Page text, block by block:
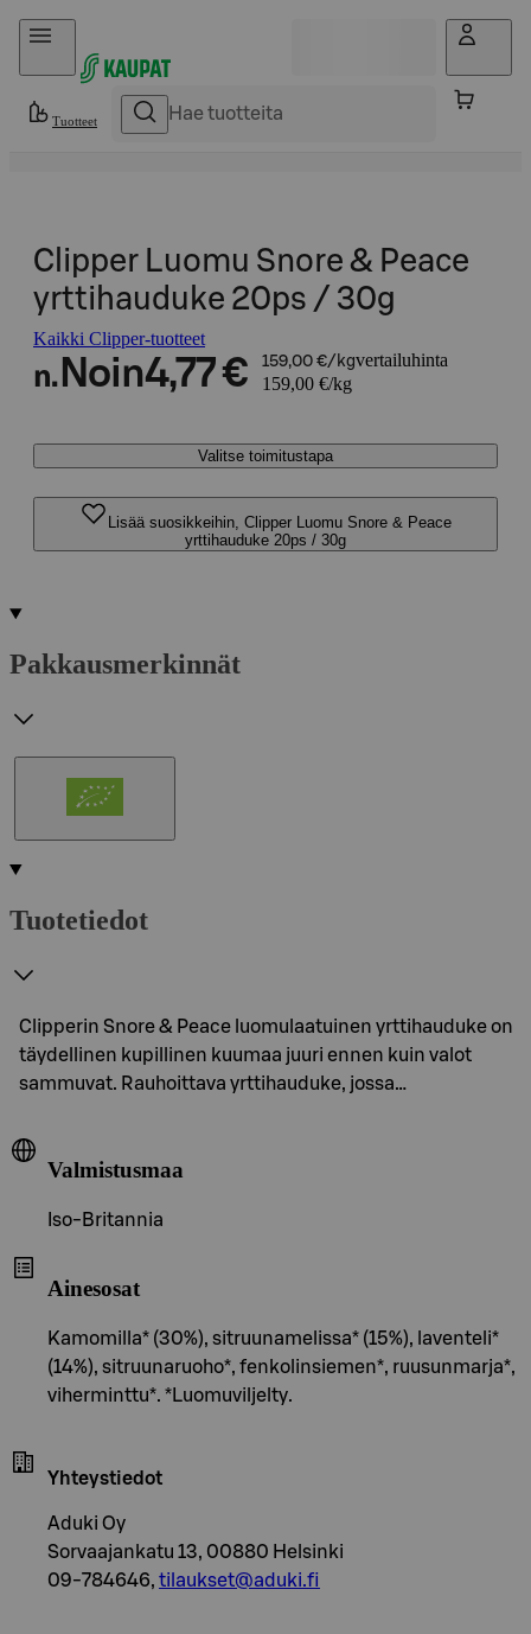
Hyppää sisältöön
Tuotteet
Clipper Luomu Snore & Peace
yrttihauduke 20ps / 30g
Kaikki Clipper-tuotteet
n. Noin4,77 € 159,00 €/kgvertailuhinta
159,00 €/kg
Valitse toimitustapa
Lisää suosikkeihin, Clipper Luomu Snore & Peace
yrttihauduke 20ps / 30g
Pakkausmerkinnät
Tuotetiedot
Clipperin Snore & Peace luomulaatuinen yrttihauduke on
täydellinen kupillinen kuumaa juuri ennen kuin valot
sammuvat. Rauhoittava yrttihauduke, jossa…
Valmistusmaa
Iso-Britannia
Ainesosat
Kamomilla* (30%), sitruunamelissa* (15%), laventeli*
(14%), sitruunaruoho*, fenkolinsiemen*, ruusunmarja*,
viherminttu*. *Luomuviljelty.
Yhteystiedot
Aduki Oy
Sorvaajankatu 13, 00880 Helsinki
09-784646, tilaukset@aduki.fi